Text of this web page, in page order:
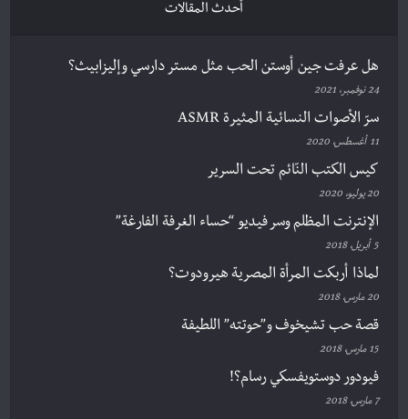
أحدث المقالات
هل عرفت جين أوستن الحب مثل مستر دارسي وإليزابيث؟
24 نوفمبر، 2021
سرّ الأصوات النسائية المثيرة ASMR
11 أغسطس، 2020
كيس الكتب النّائم تحت السرير
20 يوليو، 2020
الإنترنت المظلم وسر فيديو “حساء الغرفة الفارغة”
5 أبريل، 2018
لماذا أربكت المرأة المصرية هيرودوت؟
20 مارس، 2018
قصة حب تشيخوف و”حوتته” اللطيفة
15 مارس، 2018
فيودور دوستويفسكي رسام؟!
7 مارس، 2018